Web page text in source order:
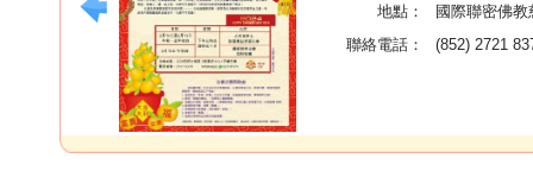
地點：
國際聯密佛
聯絡電話：
(852) 2721